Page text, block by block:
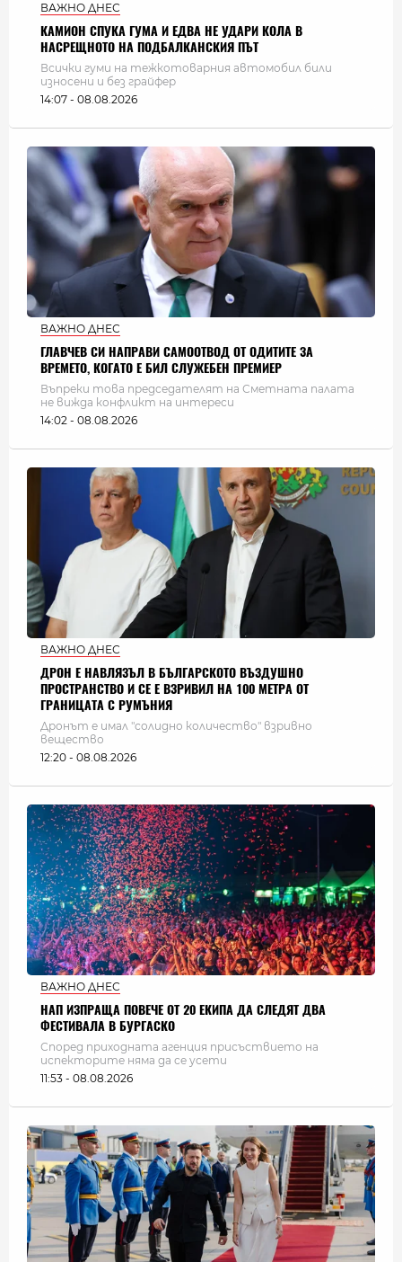
ВАЖНО ДНЕС
КАМИОН СПУКА ГУМА И ЕДВА НЕ УДАРИ КОЛА В
НАСРЕЩНОТО НА ПОДБАЛКАНСКИЯ ПЪТ
Всички гуми на тежкотоварния автомобил били
износени и без грайфер
14:07 - 08.08.2026
ВАЖНО ДНЕС
ГЛАВЧЕВ СИ НАПРАВИ САМООТВОД ОТ ОДИТИТЕ ЗА
ВРЕМЕТО, КОГАТО Е БИЛ СЛУЖЕБЕН ПРЕМИЕР
Въпреки това председателят на Сметната палата
не вижда конфликт на интереси
14:02 - 08.08.2026
ВАЖНО ДНЕС
ДРОН Е НАВЛЯЗЪЛ В БЪЛГАРСКОТО ВЪЗДУШНО
ПРОСТРАНСТВО И СЕ Е ВЗРИВИЛ НА 100 МЕТРА ОТ
ГРАНИЦАТА С РУМЪНИЯ
Дронът е имал "солидно количество" взривно
вещество
12:20 - 08.08.2026
ВАЖНО ДНЕС
НАП ИЗПРАЩА ПОВЕЧЕ ОТ 20 ЕКИПА ДА СЛЕДЯТ ДВА
ФЕСТИВАЛА В БУРГАСКО
Според приходната агенция присъствието на
испекторите няма да се усети
11:53 - 08.08.2026